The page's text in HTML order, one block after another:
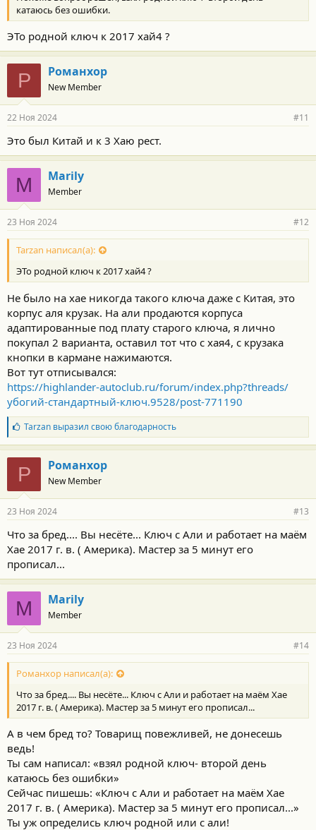
катаюсь без ошибки.
ЭТо родной ключ к 2017 хай4 ?
Р Романхор
New Member
22 Ноя 2024 #11
Это был Китай и к 3 Хаю рест.
M Marily
Member
23 Ноя 2024 #12
Tarzan написал(а):
ЭТо родной ключ к 2017 хай4 ?
Не было на хае никогда такого ключа даже с Китая, это
корпус аля крузак. На али продаются корпуса
адаптированные под плату старого ключа, я лично
покупал 2 варианта, оставил тот что с хая4, с крузака
кнопки в кармане нажимаются.
Вот тут отписывался:
https://highlander-autoclub.ru/forum/index.php?threads/
убогий-стандартный-ключ.9528/post-771190
Б
л
а
г
о
а
н
с
т
и
Tarzanвыразил свою благодарность
Р Романхор
New Member
23 Ноя 2024 #13
Что за бред.... Вы несёте... Ключ с Али и работает на маëм
Хае 2017 г. в. ( Америка). Мастер за 5 минут его
прописал...
M Marily
Member
23 Ноя 2024 #14
Романхор написал(а):
Что за бред.... Вы несёте... Ключ с Али и работает на маëм Хае
2017 г. в. ( Америка). Мастер за 5 минут его прописал...
А в чем бред то? Товарищ повежливей, не донесешь
ведь!
Ты сам написал: «взял родной ключ- второй день
катаюсь без ошибки»
Сейчас пишешь: «Ключ с Али и работает на маëм Хае
2017 г. в. ( Америка). Мастер за 5 минут его прописал...»
Ты уж определись ключ родной или с али!